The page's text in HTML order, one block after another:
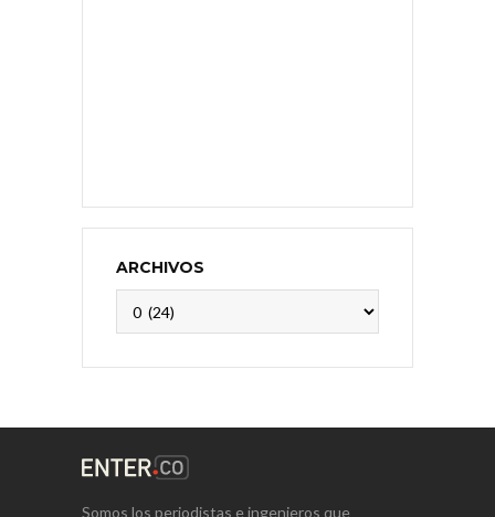
ARCHIVOS
Somos los periodistas e ingenieros que